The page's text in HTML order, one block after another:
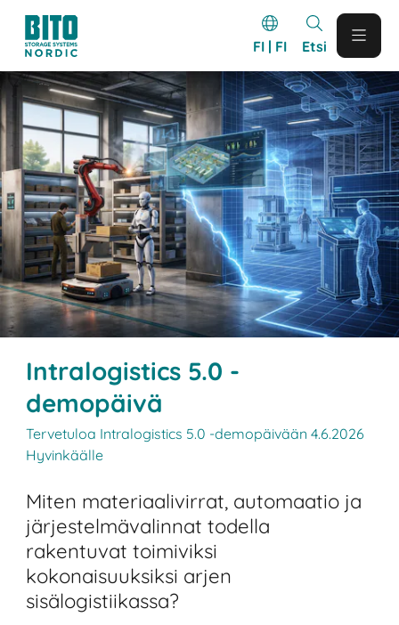
FI | FI Etsi
Intralogistics 5.0 -
demopäivä
Tervetuloa Intralogistics 5.0 -demopäivään 4.6.2026
Hyvinkäälle
Miten materiaalivirrat, automaatio ja
järjestelmävalinnat todella
rakentuvat toimiviksi
kokonaisuuksiksi arjen
sisälogistiikassa?